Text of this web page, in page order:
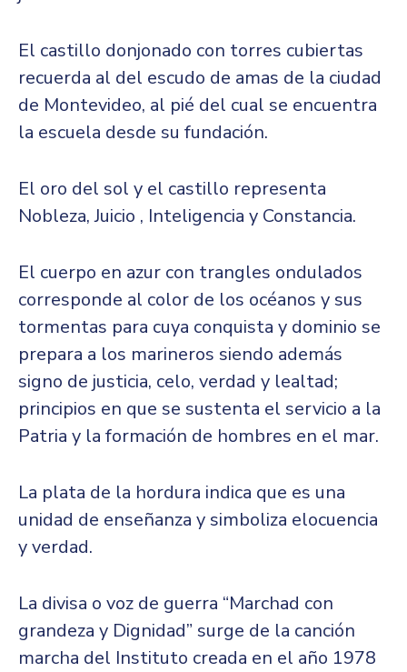
El castillo donjonado con torres cubiertas
recuerda al del escudo de amas de la ciudad
de Montevideo, al pié del cual se encuentra
la escuela desde su fundación.
El oro del sol y el castillo representa
Nobleza, Juicio , Inteligencia y Constancia.
El cuerpo en azur con trangles ondulados
corresponde al color de los océanos y sus
tormentas para cuya conquista y dominio se
prepara a los marineros siendo además
signo de justicia, celo, verdad y lealtad;
principios en que se sustenta el servicio a la
Patria y la formación de hombres en el mar.
La plata de la hordura indica que es una
unidad de enseñanza y simboliza elocuencia
y verdad.
La divisa o voz de guerra “Marchad con
grandeza y Dignidad” surge de la canción
marcha del Instituto creada en el año 1978